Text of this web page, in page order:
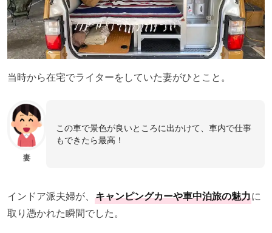
当時から在宅でライターをしていた妻がひとこと。
妻
この車で景色が良いところに出かけて、車内で仕事
もできたら最高！
インドア派夫婦が、 キャンピングカーや車中泊旅の魅力に
取り憑かれた瞬間でした。